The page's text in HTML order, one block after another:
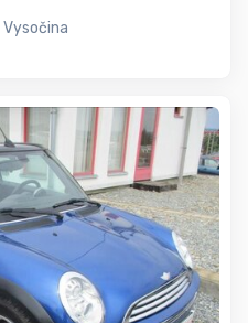
Vysočina